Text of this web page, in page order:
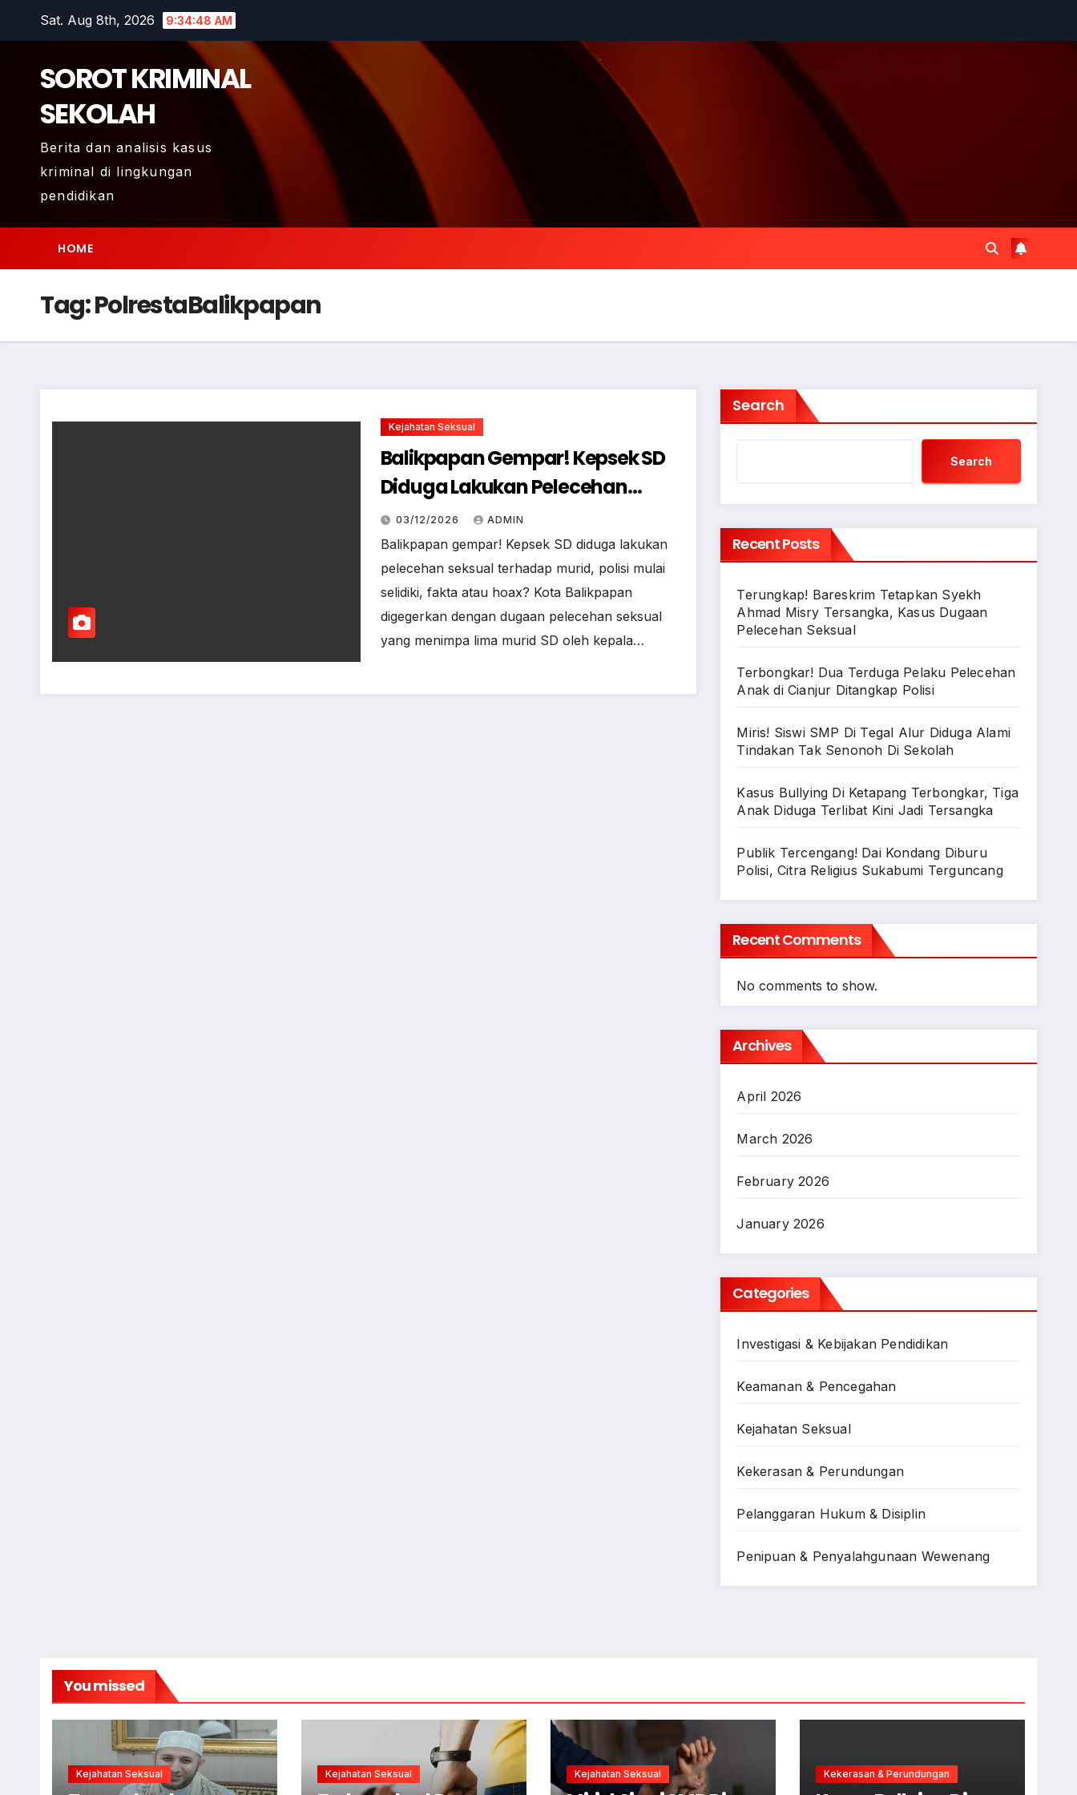
Sat. Aug 8th, 2026 9:34:48 AM
SOROT KRIMINAL
SEKOLAH
Berita dan analisis kasus
kriminal di lingkungan
pendidikan
HOME
Tag:PolrestaBalikpapan
Kejahatan Seksual
Balikpapan Gempar! Kepsek SD
Diduga Lakukan Pelecehan
Seksual, Benarkah?
03/12/2026 ADMIN
Balikpapan gempar! Kepsek SD diduga lakukan
pelecehan seksual terhadap murid, polisi mulai
selidiki, fakta atau hoax? Kota Balikpapan
digegerkan dengan dugaan pelecehan seksual
yang menimpa lima murid SD oleh kepala…
Search
Search
Recent Posts
Terungkap! Bareskrim Tetapkan Syekh
Ahmad Misry Tersangka, Kasus Dugaan
Pelecehan Seksual
Terbongkar! Dua Terduga Pelaku Pelecehan
Anak di Cianjur Ditangkap Polisi
Miris! Siswi SMP Di Tegal Alur Diduga Alami
Tindakan Tak Senonoh Di Sekolah
Kasus Bullying Di Ketapang Terbongkar, Tiga
Anak Diduga Terlibat Kini Jadi Tersangka
Publik Tercengang! Dai Kondang Diburu
Polisi, Citra Religius Sukabumi Terguncang
Recent Comments
No comments to show.
Archives
April 2026
March 2026
February 2026
January 2026
Categories
Investigasi & Kebijakan Pendidikan
Keamanan & Pencegahan
Kejahatan Seksual
Kekerasan & Perundungan
Pelanggaran Hukum & Disiplin
Penipuan & Penyalahgunaan Wewenang
You missed
Kejahatan Seksual Kejahatan Seksual Kejahatan Seksual Kekerasan & Perundungan